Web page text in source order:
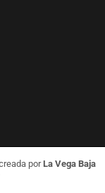
porLa Vega Baja